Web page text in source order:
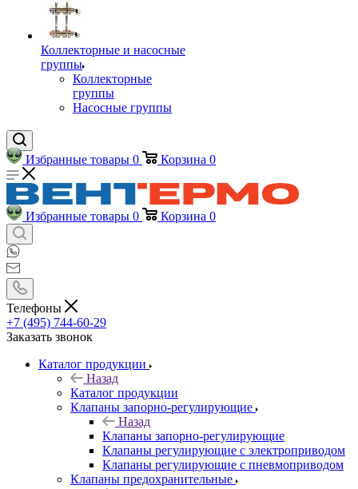
Коллекторные и насосные
группы
Коллекторные
группы
Насосные группы
Избранные товары 0 Корзина 0
Избранные товары 0 Корзина 0
Телефоны
+7 (495) 744-60-29
Заказать звонок
Каталог продукции
Назад
Каталог продукции
Клапаны запорно-регулирующие
Назад
Клапаны запорно-регулирующие
Клапаны регулирующие с электроприводом
Клапаны регулирующие с пневмоприводом
Клапаны предохранительные